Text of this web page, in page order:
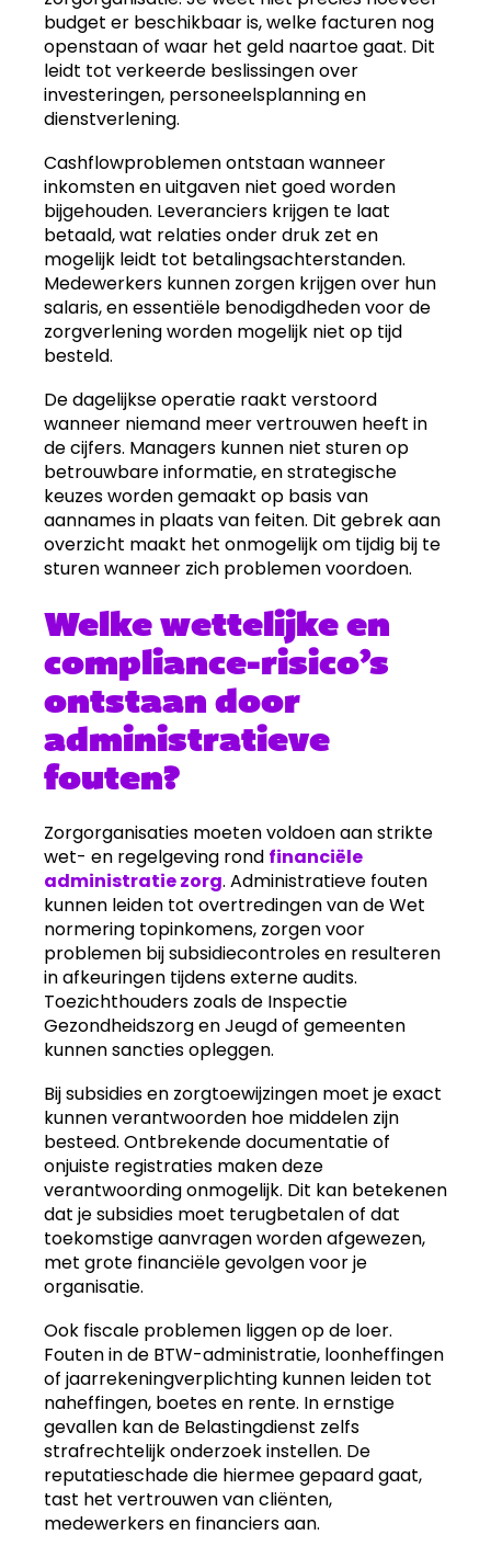
budget er beschikbaar is, welke facturen nog
openstaan of waar het geld naartoe gaat. Dit
leidt tot verkeerde beslissingen over
investeringen, personeelsplanning en
dienstverlening.
Cashflowproblemen ontstaan wanneer
inkomsten en uitgaven niet goed worden
bijgehouden. Leveranciers krijgen te laat
betaald, wat relaties onder druk zet en
mogelijk leidt tot betalingsachterstanden.
Medewerkers kunnen zorgen krijgen over hun
salaris, en essentiële benodigdheden voor de
zorgverlening worden mogelijk niet op tijd
besteld.
De dagelijkse operatie raakt verstoord
wanneer niemand meer vertrouwen heeft in
de cijfers. Managers kunnen niet sturen op
betrouwbare informatie, en strategische
keuzes worden gemaakt op basis van
aannames in plaats van feiten. Dit gebrek aan
overzicht maakt het onmogelijk om tijdig bij te
sturen wanneer zich problemen voordoen.
Welke wettelijke en
compliance-risico’s
ontstaan door
administratieve
fouten?
Zorgorganisaties moeten voldoen aan strikte
wet- en regelgeving rond financiële
administratie zorg. Administratieve fouten
kunnen leiden tot overtredingen van de Wet
normering topinkomens, zorgen voor
problemen bij subsidiecontroles en resulteren
in afkeuringen tijdens externe audits.
Toezichthouders zoals de Inspectie
Gezondheidszorg en Jeugd of gemeenten
kunnen sancties opleggen.
Bij subsidies en zorgtoewijzingen moet je exact
kunnen verantwoorden hoe middelen zijn
besteed. Ontbrekende documentatie of
onjuiste registraties maken deze
verantwoording onmogelijk. Dit kan betekenen
dat je subsidies moet terugbetalen of dat
toekomstige aanvragen worden afgewezen,
met grote financiële gevolgen voor je
organisatie.
Ook fiscale problemen liggen op de loer.
Fouten in de BTW-administratie, loonheffingen
of jaarrekeningverplichting kunnen leiden tot
naheffingen, boetes en rente. In ernstige
gevallen kan de Belastingdienst zelfs
strafrechtelijk onderzoek instellen. De
reputatieschade die hiermee gepaard gaat,
tast het vertrouwen van cliënten,
medewerkers en financiers aan.